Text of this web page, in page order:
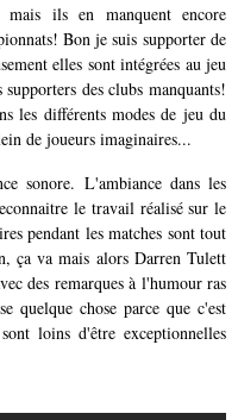
mais ils en manquent encore
Bon je suis supporter de
elles sont intégrées au jeu
des clubs manquants!
les différents modes de jeu du
de joueurs imaginaires...
sonore. L'ambiance dans les
le travail réalisé sur le
pendant les matches sont tout
ça va mais alors Darren Tulett
des remarques à l'humour ras
quelque chose parce que c'est
loins d'être exceptionnelles